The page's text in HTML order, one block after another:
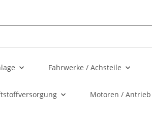
Fahrwerke / Achsteile
Motoren /